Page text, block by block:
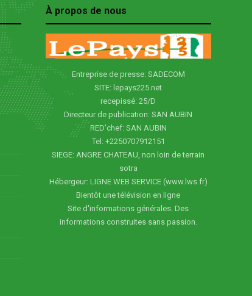
À propos de nous
Entreprise de presse: SADECOM
SITE: lepays225.net
recepissé: 25/D
Directeur de publication: SAN AUBIN
RED'chef: SAN AUBIN
Tel: +2250707912151
SIEGE: ANGRE CHATEAU, non loin de terrain
sotra
Hébergeur: LIGNE WEB SERVICE (www.lws.fr)
Bientôt une télévision en ligne
Site d'informations générales. Des
informations construites sans passion.